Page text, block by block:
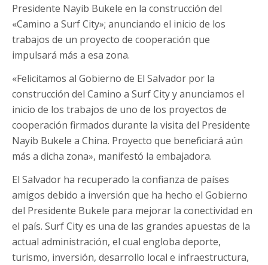
Presidente Nayib Bukele en la construcción del
«Camino a Surf City»; anunciando el inicio de los
trabajos de un proyecto de cooperación que
impulsará más a esa zona.
«Felicitamos al Gobierno de El Salvador por la
construcción del Camino a Surf City y anunciamos el
inicio de los trabajos de uno de los proyectos de
cooperación firmados durante la visita del Presidente
Nayib Bukele a China. Proyecto que beneficiará aún
más a dicha zona», manifestó la embajadora.
El Salvador ha recuperado la confianza de países
amigos debido a inversión que ha hecho el Gobierno
del Presidente Bukele para mejorar la conectividad en
el país. Surf City es una de las grandes apuestas de la
actual administración, el cual engloba deporte,
turismo, inversión, desarrollo local e infraestructura,